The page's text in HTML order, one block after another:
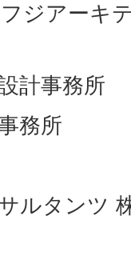
ジアーキ
計事務所
務所
ルタンツ